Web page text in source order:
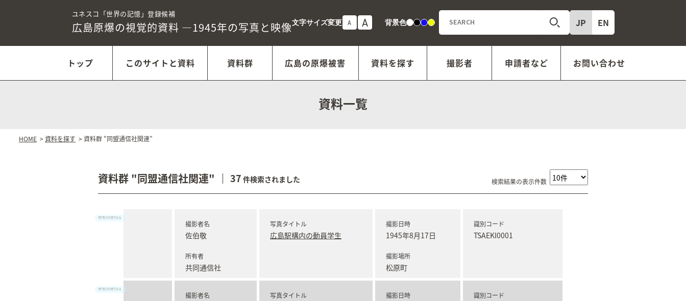
ユネスコ「世界の記憶」登録候補
広島原爆の視覚的資料 ―1945年の写真と映像文字サイズ変更 A A 背景色白黒青黄 EN
JP
トップ このサイトと資料 資料群 広島の原爆被害 資料を探す 撮影者 申請者など お問い合わせ
資料一覧
HOME >資料を探す > 資料群 "同盟通信社関連"
資料群 "同盟通信社関連" 37 件検索されました 検索結果の表示件数
撮影者名
佐伯敬
所有者
共同通信社
写真タイトル
広島駅構内の動員学生
撮影日時
1945年8月17日
撮影場所
松原町
識別コード
TSAEKI0001
撮影者名 写真タイトル 撮影日時 識別コード